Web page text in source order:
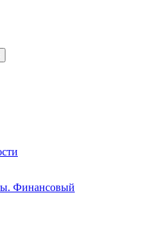
Финансовый